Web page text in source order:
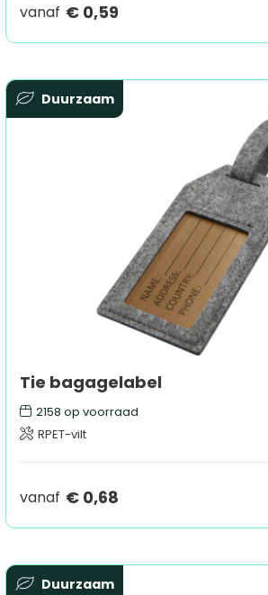
vanaf € 0,59
Duurzaam
Tie bagagelabel
2158 op voorraad
RPET-vilt
vanaf € 0,68
Duurzaam